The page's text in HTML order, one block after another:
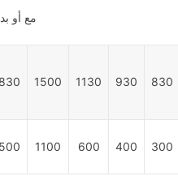
مع أو
830
930
1130
1500
300
400
600
1100